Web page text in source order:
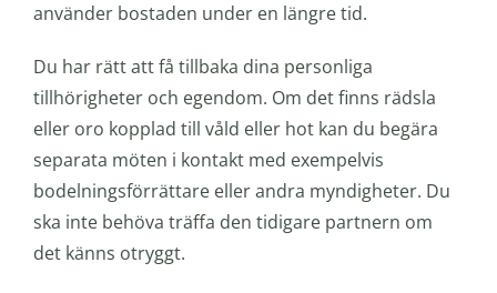
använder bostaden under en längre tid.
Du har rätt att få tillbaka dina personliga
tillhörigheter och egendom. Om det finns rädsla
eller oro kopplad till våld eller hot kan du begära
separata möten i kontakt med exempelvis
bodelningsförrättare eller andra myndigheter. Du
ska inte behöva träffa den tidigare partnern om
det känns otryggt.